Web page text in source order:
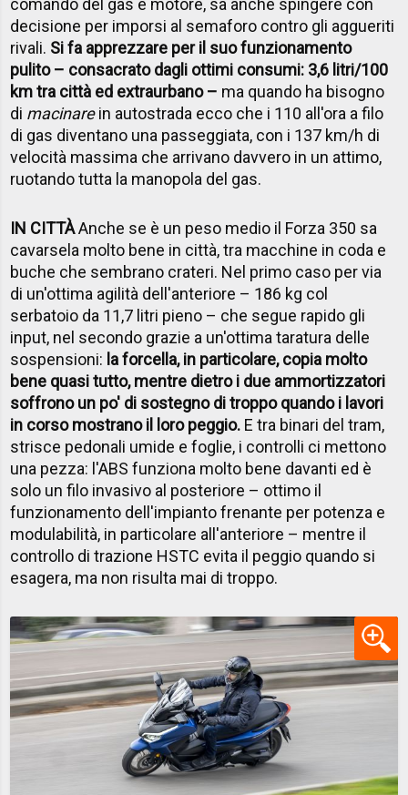
comando del gas e motore, sa anche spingere con
decisione per imporsi al semaforo contro gli aggueriti
rivali. Si fa apprezzare per il suo funzionamento
pulito – consacrato dagli ottimi consumi: 3,6 litri/100
km tra città ed extraurbano – ma quando ha bisogno
di macinarein autostrada ecco che i 110 all'ora a filo
di gas diventano una passeggiata, con i 137 km/h di
velocità massima che arrivano davvero in un attimo,
ruotando tutta la manopola del gas.
IN CITTÀAnche se è un peso medio il Forza 350 sa
cavarsela molto bene in città, tra macchine in coda e
buche che sembrano crateri. Nel primo caso per via
di un'ottima agilità dell'anteriore – 186 kg col
serbatoio da 11,7 litri pieno – che segue rapido gli
input, nel secondo grazie a un'ottima taratura delle
sospensioni: la forcella, in particolare, copia molto
bene quasi tutto, mentre dietro i due ammortizzatori
soffrono un po' di sostegno di troppo quando i lavori
in corso mostrano il loro peggio. E tra binari del tram,
strisce pedonali umide e foglie, i controlli ci mettono
una pezza: l'ABS funziona molto bene davanti ed è
solo un filo invasivo al posteriore – ottimo il
funzionamento dell'impianto frenante per potenza e
modulabilità, in particolare all'anteriore – mentre il
controllo di trazione HSTC evita il peggio quando si
esagera, ma non risulta mai di troppo.